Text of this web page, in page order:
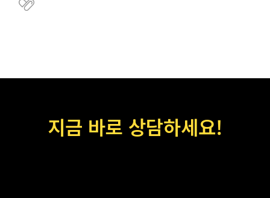
지금 바로 상담하세요!